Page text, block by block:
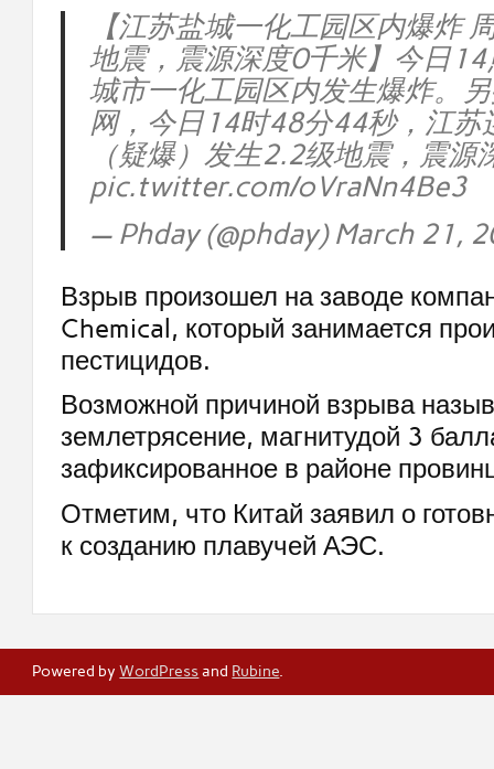
【江苏盐城一化工园区内爆炸
地震，震源深度0千米】今日
城市一化工园区内发生爆炸。
网，今日14时48分44秒，江苏
（疑爆）发生2.2级地震，震源
pic.twitter.com/oVraNn4Be3
— Phday (@phday) March 21,
Взрыв произошел на заводе
Chemical, который занимается
пестицидов.
Возможной причиной взрыва
землетрясение, магнитудой 3
зафиксированное в районе
Отметим, что Китай заявил о
к созданию плавучей АЭС.
Powered byWordPressand Rubine.